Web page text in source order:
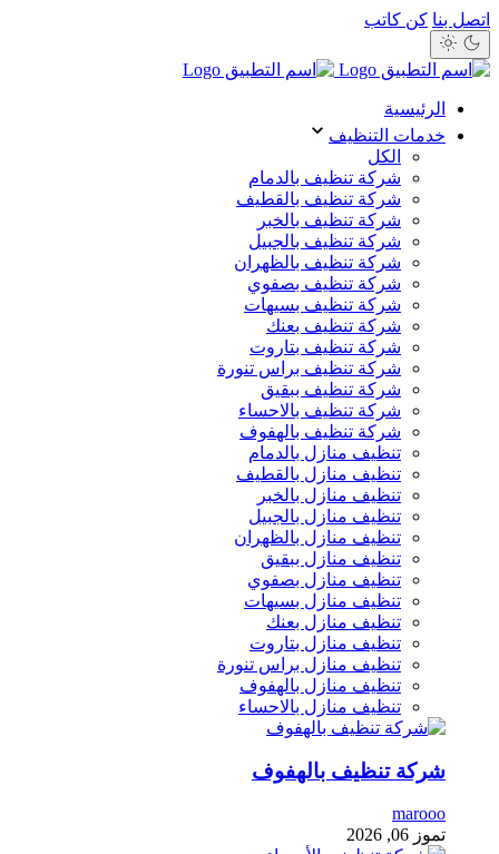
اتصل بنا كن كاتب
الرئيسية
خدمات التنظيف
الكل
شركة تنظيف بالدمام
شركة تنظيف بالقطيف
شركة تنظيف بالخبر
شركة تنظيف بالجبيل
شركة تنظيف بالظهران
شركة تنظيف بصفوي
شركة تنظيف بسيهات
شركة تنظيف بعنك
شركة تنظيف بتاروت
شركة تنظيف براس تنورة
شركة تنظيف ببقيق
شركة تنظيف بالاحساء
شركة تنظيف بالهفوف
تنظيف منازل بالدمام
تنظيف منازل بالقطيف
تنظيف منازل بالخبر
تنظيف منازل بالجبيل
تنظيف منازل بالظهران
تنظيف منازل ببقيق
تنظيف منازل بصفوي
تنظيف منازل بسيهات
تنظيف منازل بعنك
تنظيف منازل بتاروت
تنظيف منازل براس تنورة
تنظيف منازل بالهفوف
تنظيف منازل بالاحساء
شركة تنظيف بالهفوف
marooo
تموز 06, 2026